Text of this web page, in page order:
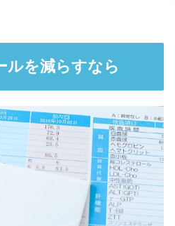
ルを減らすなら